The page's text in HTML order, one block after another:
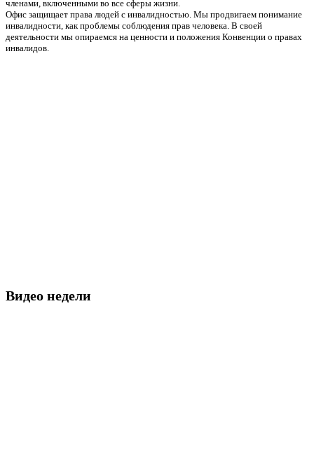
членами, включенными во все сферы жизни.
Офис защищает права людей с инвалидностью. Мы продвигаем понимание
инвалидности, как проблемы соблюдения прав человека. В своей
деятельности мы опираемся на ценности и положения Конвенции о правах
инвалидов.
Видео недели